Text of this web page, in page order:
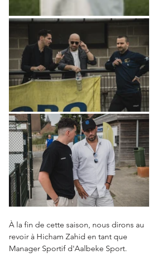
À la fin de cette saison, nous dirons au
revoir à Hicham Zahid en tant que
Manager Sportif d'Aalbeke Sport.